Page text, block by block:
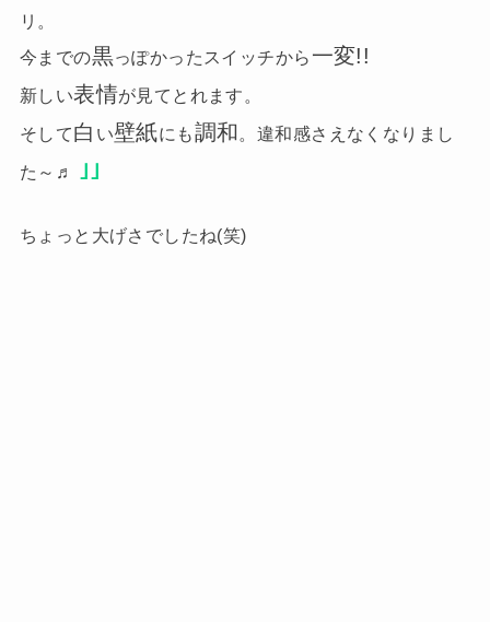
リ。
今までの黒っぽかったスイッチから 一変!!
新しい表情が見てとれます。
そして白 い壁紙にも調和 。違和感さえなくなりまし
た～♬
｣｣
ちょっと大げさでしたね(笑)